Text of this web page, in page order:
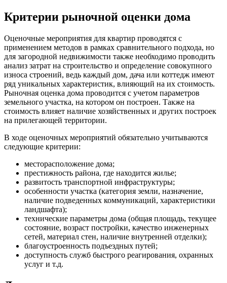
Критерии рыночной оценки дома
Оценочные мероприятия для квартир проводятся с
применением методов в рамках сравнительного подхода, но
для загородной недвижимости также необходимо проводить
анализ затрат на строительство и определение совокупного
износа строений, ведь каждый дом, дача или коттедж имеют
ряд уникальных характеристик, влияющий на их стоимость.
Рыночная оценка дома проводится с учетом параметров
земельного участка, на котором он построен. Также на
стоимость влияет наличие хозяйственных и других построек
на прилегающей территории.
В ходе оценочных мероприятий обязательно учитываются
следующие критерии:
месторасположение дома;
престижность района, где находится жилье;
развитость транспортной инфраструктуры;
особенности участка (категория земли, назначение,
наличие подведенных коммуникаций, характеристики
ландшафта);
технические параметры дома (общая площадь, текущее
состояние, возраст постройки, качество инженерных
сетей, материал стен, наличие внутренней отделки);
благоустроенность подъездных путей;
доступность служб быстрого реагирования, охранных
услуг и т.д.